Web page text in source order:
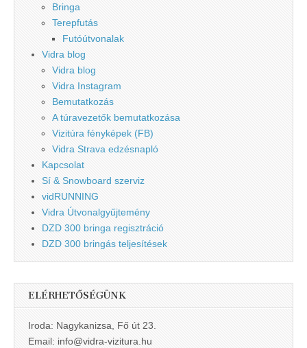
Bringa
Terepfutás
Futóútvonalak
Vidra blog
Vidra blog
Vidra Instagram
Bemutatkozás
A túravezetők bemutatkozása
Vizitúra fényképek (FB)
Vidra Strava edzésnapló
Kapcsolat
Sí & Snowboard szerviz
vidRUNNING
Vidra Útvonalgyűjtemény
DZD 300 bringa regisztráció
DZD 300 bringás teljesítések
ELÉRHETŐSÉGÜNK
Iroda: Nagykanizsa, Fő út 23.
Email: info@vidra-vizitura.hu